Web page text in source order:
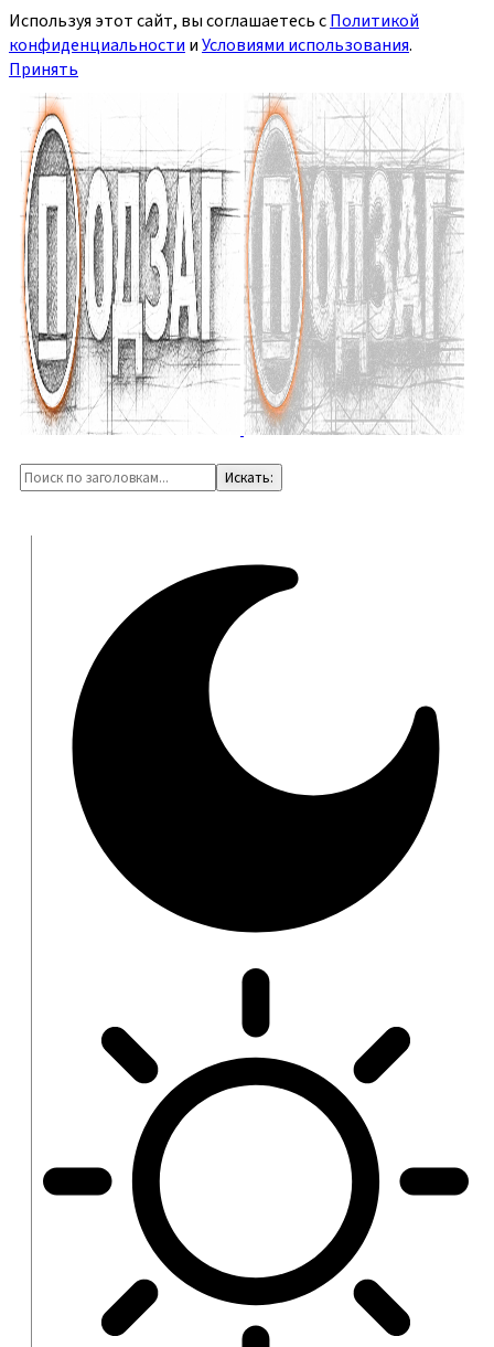
Используя этот сайт, вы соглашаетесь сПолитикой
конфиденциальности иУсловиями использования.
Принять